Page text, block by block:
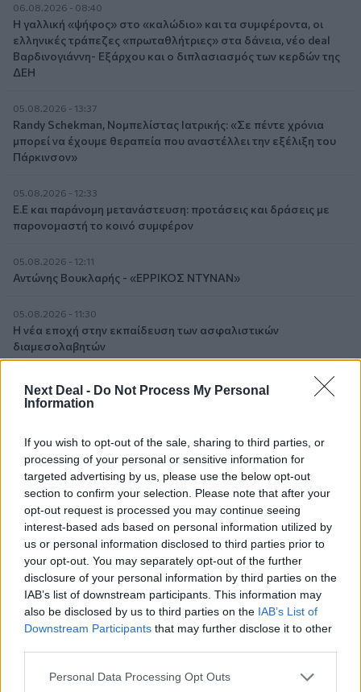
Next Deal - Do Not Process My Personal
Information
If you wish to opt-out of the sale, sharing to third parties, or
processing of your personal or sensitive information for
targeted advertising by us, please use the below opt-out
section to confirm your selection. Please note that after your
opt-out request is processed you may continue seeing
interest-based ads based on personal information utilized by
us or personal information disclosed to third parties prior to
your opt-out. You may separately opt-out of the further
disclosure of your personal information by third parties on the
IAB’s list of downstream participants. This information may
also be disclosed by us to third parties on the IAB’s List of
Downstream Participants that may further disclose it to other
Personal Data Processing Opt Outs
06.08.2026 - 08:40
Η γαλλική «ψήφος» στο «καλώδιο» και τα συμφέροντα, οι
ελληνικές τράπεζες «πρωταθλήτριες» στα δάνεια, νέο deal
Βαρδινογιάννη- Εξάρχου και ο διπλασιασμός των κερδών της
ΔΕΗ
05.08.2026 - 13:37
Randy Schekman, Νομπελίστας Ιατρικής: «Σε πέντε χρόνια
μπορεί να έχουμε θεραπεία που αναστέλλει την εξέλιξη του
Πάρκινσον»
05.08.2026 - 12:33
Ε.Ε και παράνομη μετανάστευση: προτάσεις και δράσεις με
παρονομαστή το κοινό συμφέρον
05.08.2026 - 12:11
Αντώνης Βουκλαρής - «ΕΡΡΙΚΟΣ ΝΤΥΝΑΝ»
05.08.2026 - 11:30
Η νέα εποχή στην εκπαίδευση των ασφαλιστικών
διαμεσολαβητών
ΠΕΡΙΣΣΟΤΕΡΑ